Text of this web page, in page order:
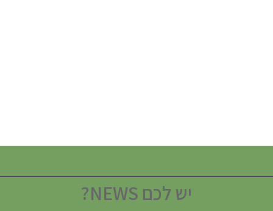
יש לכם NEWS?